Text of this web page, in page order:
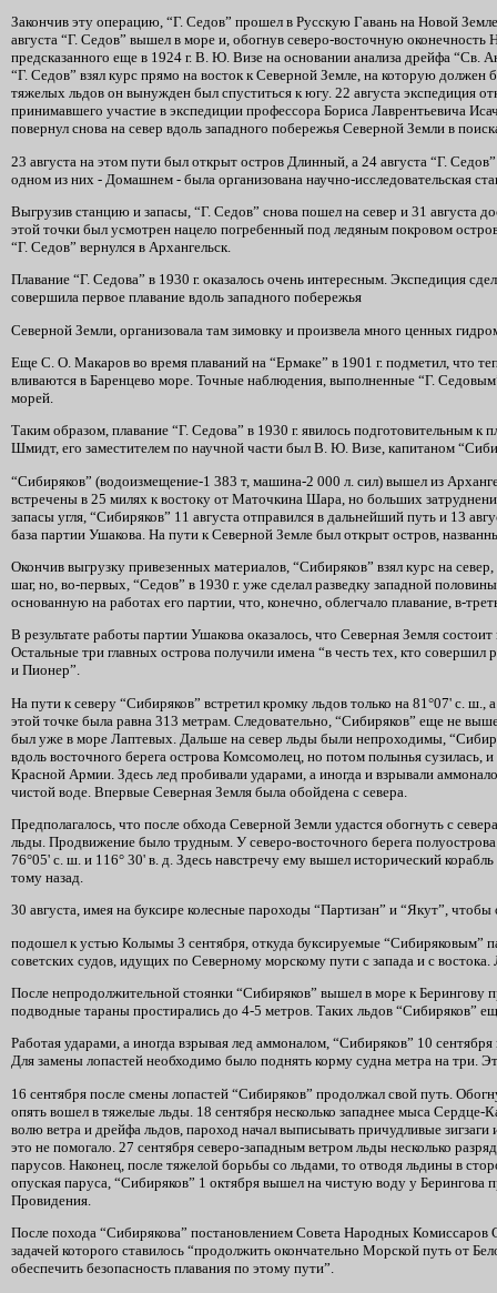
Закончив эту операцию, “Г. Седов” прошел в Русскую Гавань на Новой
августа “Г. Седов” вышел в море и, обогнув северо-восточную
предсказанного еще в 1924 г. В. Ю. Визе на основании анализа дрейфа “Св.
“Г. Седов” взял курс прямо на восток к Северной Земле, на которую
тяжелых льдов он вынужден был спуститься к югу. 22 августа экспедиция
принимавшего участие в экспедиции профессора Бориса Лаврентьевича
повернул снова на север вдоль западного побережья Северной Земли в
23 августа на этом пути был открыт остров Длинный, а 24 августа “Г.
одном из них - Домашнем - была организована научно-исследовательская
Выгрузив станцию и запасы, “Г. Седов” снова пошел на север и 31 августа
этой точки был усмотрен нацело погребенный под ледяным покровом
“Г. Седов” вернулся в Архангельск.
Плавание “Г. Седова” в 1930 г. оказалось очень интересным. Экспедиция
совершила первое плавание вдоль западного побережья
Северной Земли, организовала там зимовку и произвела много ценных
Еще С. О. Макаров во время плаваний на “Ермаке” в 1901 г. подметил, что
вливаются в Баренцево море. Точные наблюдения, выполненные “Г.
морей.
Таким образом, плавание “Г. Седова” в 1930 г. явилось подготовительным
Шмидт, его заместителем по научной части был В. Ю. Визе, капитаном
“Сибиряков” (водоизмещение-1 383 т, машина-2 000 л. сил) вышел из
встречены в 25 милях к востоку от Маточкина Шара, но больших
запасы угля, “Сибиряков” 11 августа отправился в дальнейший путь и 13
база партии Ушакова. На пути к Северной Земле был открыт остров,
Окончив выгрузку привезенных материалов, “Сибиряков” взял курс на
шаг, но, во-первых, “Седов” в 1930 г. уже сделал разведку западной
основанную на работах его партии, что, конечно, облегчало плавание, в-
В результате работы партии Ушакова оказалось, что Северная Земля
Остальные три главных острова получили имена “в честь тех, кто
и Пионер”.
На пути к северу “Сибиряков” встретил кромку льдов только на 81°07' с.
этой точке была равна 313 метрам. Следовательно, “Сибиряков” еще не
был уже в море Лаптевых. Дальше на север льды были непроходимы,
вдоль восточного берега острова Комсомолец, но потом полынья
Красной Армии. Здесь лед пробивали ударами, а иногда и взрывали
чистой воде. Впервые Северная Земля была обойдена с севера.
Предполагалось, что после обхода Северной Земли удастся обогнуть с
льды. Продвижение было трудным. У северо-восточного берега
76°05' с. ш. и 116° 30' в. д. Здесь навстречу ему вышел исторический
тому назад.
30 августа, имея на буксире колесные пароходы “Партизан” и “Якут”,
подошел к устью Колымы 3 сентября, откуда буксируемые “Сибиряковым”
советских судов, идущих по Северному морскому пути с запада и с
После непродолжительной стоянки “Сибиряков” вышел в море к Берингову
подводные тараны простирались до 4-5 метров. Таких льдов “Сибиряков”
Работая ударами, а иногда взрывая лед аммоналом, “Сибиряков” 10
Для замены лопастей необходимо было поднять корму судна метра на три.
16 сентября после смены лопастей “Сибиряков” продолжал свой путь.
опять вошел в тяжелые льды. 18 сентября несколько западнее мыса
волю ветра и дрейфа льдов, пароход начал выписывать причудливые
это не помогало. 27 сентября северо-западным ветром льды несколько
парусов. Наконец, после тяжелой борьбы со льдами, то отводя льдины в
опуская паруса, “Сибиряков” 1 октября вышел на чистую воду у Берингова
Провидения.
После похода “Сибирякова” постановлением Совета Народных
задачей которого ставилось “продолжить окончательно Морской путь от
обеспечить безопасность плавания по этому пути”.